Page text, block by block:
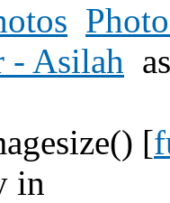
- Asilah
[
in